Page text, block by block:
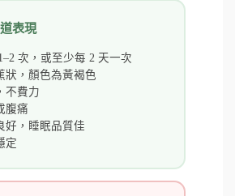
表現
次，或至少每 2 天一次
狀，顏色為黃褐色
不費力
腹痛
好，睡眠品質佳
定